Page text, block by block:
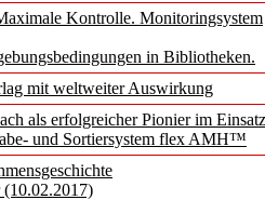
Kontrolle. Monitoringsystem
in Bibliotheken.
mit weltweiter Auswirkung
als erfolgreicher Pionier im
und Sortiersystem flex AMH™
(10.02.2017)
von
Welt